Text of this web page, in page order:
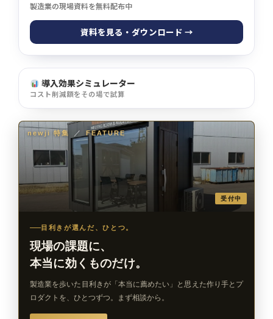
製造業の現場資料を無料配布中
資料を見る・ダウンロード →
導入効果シミュレーター
コスト削減額をその場で試算
newji 特集 ／ FEATURE
受付中
目利きが選んだ、ひとつ。
現場の課題に、
本当に効くものだけ。
製造業を歩いた目利きが「本当に薦めたい」と思えた作り手とプ
ロダクトを、ひとつずつ。まず相談から。